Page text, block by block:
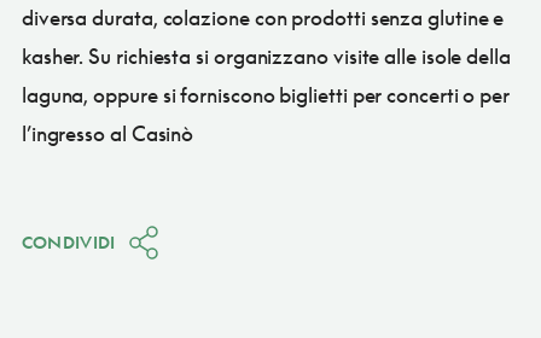
diversa durata, colazione con prodotti senza glutine e
kasher. Su richiesta si organizzano visite alle isole della
laguna, oppure si forniscono biglietti per concerti o per
l’ingresso al Casinò
CONDIVIDI